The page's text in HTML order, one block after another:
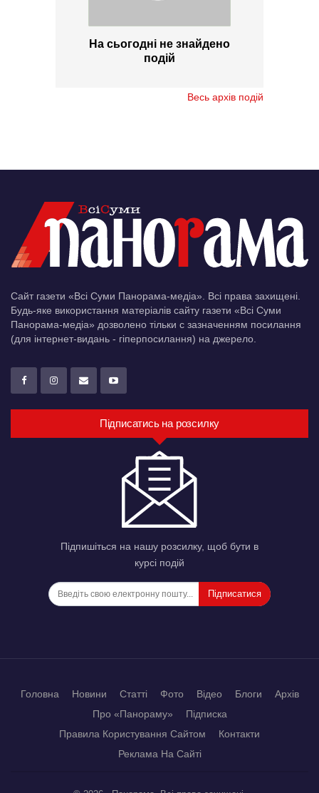
На сьогодні не знайдено
подій
Весь архів подій
Сайт газети «Всі Суми Панорама-медіа». Всі права захищені.
Будь-яке використання матеріалів сайту газети «Всі Суми
Панорама-медіа» дозволено тільки c зазначенням посилання
(для інтернет-видань - гіперпосилання) на джерело.
Підписатись на розсилку
Підпишіться на нашу розсилку, щоб бути в
курсі подій
Підписатися
Головна Новини Статті Фото Відео Блоги
Архів
Про «Панораму»
Підписка
Правила Користування Сайтом
Контакти
Реклама На Сайті